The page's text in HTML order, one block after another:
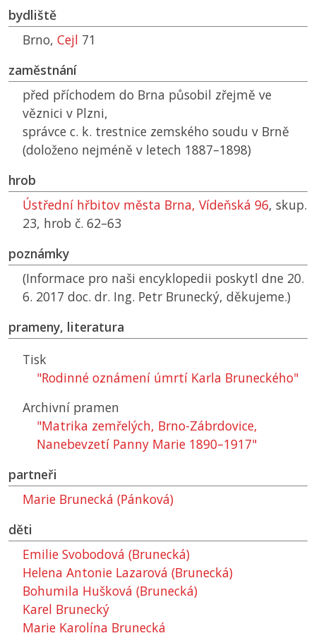
bydliště
Brno, Cejl 71
zaměstnání
před příchodem do Brna působil zřejmě ve
věznici v Plzni,
správce c. k. trestnice zemského soudu v Brně
(doloženo nejméně v letech 1887–1898)
hrob
Ústřední hřbitov města Brna, Vídeňská 96, skup.
23, hrob č. 62–63
poznámky
(Informace pro naši encyklopedii poskytl dne 20.
6. 2017 doc. dr. Ing. Petr Brunecký, děkujeme.)
prameny, literatura
Tisk
"Rodinné oznámení úmrtí Karla Bruneckého"
Archivní pramen
"Matrika zemřelých, Brno-Zábrdovice,
Nanebevzetí Panny Marie 1890–1917"
partneři
Marie Brunecká (Pánková)
děti
Emilie Svobodová (Brunecká)
Helena Antonie Lazarová (Brunecká)
Bohumila Hušková (Brunecká)
Karel Brunecký
Marie Karolína Brunecká